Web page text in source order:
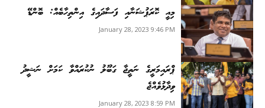
މިއީ ކޮރަޕުޝަނާއި ފަސާދައިގެ އިންތިހާބެއް: ބޮންޑޭ
January 28, 2023 9:46 PM
ޕްރައިމަރީގެ ނަތީޖާ ގަބޫލު ނުކުރައްވާ ކަމަށް ނަޝީދު
ވިދާޅުވެއްޖެ
January 28, 2023 8:59 PM